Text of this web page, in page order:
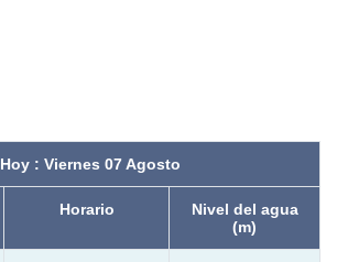
Hoy : Viernes 07 Agosto
Horario
Nivel del agua
(m)